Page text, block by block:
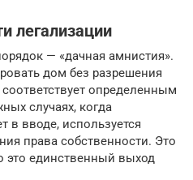
легализации
— «дачная амнистия».
дом без разрешения
определенным
случаях, когда
в вводе, используется
права собственности. Это
это единственный выход